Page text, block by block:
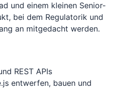
und einem kleinen Senior-
bei dem Regulatorik und
an mitgedacht werden.
REST APIs
entwerfen, bauen und